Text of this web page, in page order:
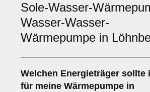
Sole-Wasser-
Wasser-Wasser-
Wärmepumpe in
Welchen Energieträger sollte
für meine Wärmepumpe in